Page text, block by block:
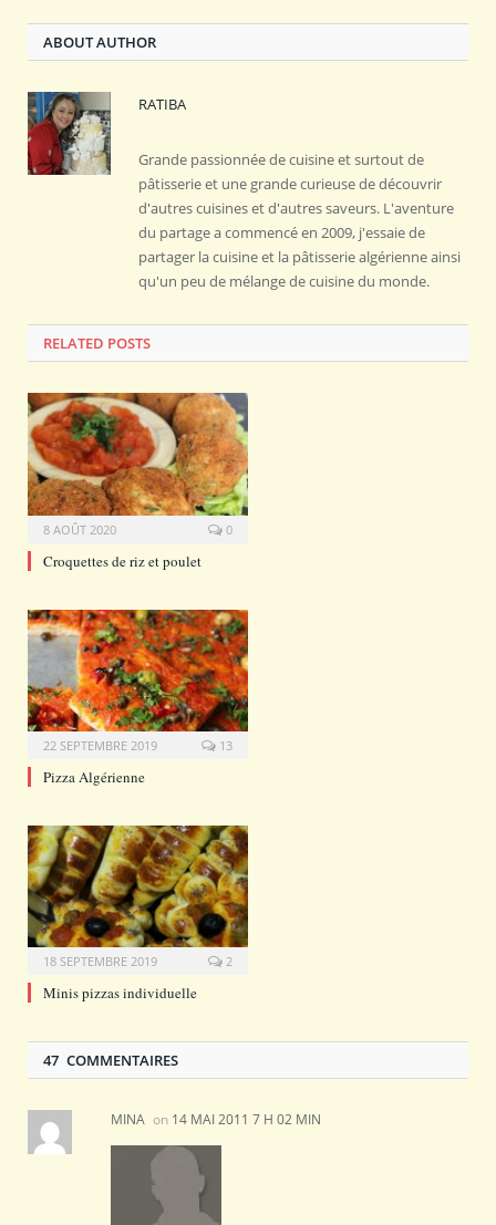
ABOUT AUTHOR
RATIBA
Grande passionnée de cuisine et surtout de
pâtisserie et une grande curieuse de découvrir
d'autres cuisines et d'autres saveurs. L'aventure
du partage a commencé en 2009, j'essaie de
partager la cuisine et la pâtisserie algérienne ainsi
qu'un peu de mélange de cuisine du monde.
RELATED POSTS
8 AOÛT 2020 0
Croquettes de riz et poulet
22 SEPTEMBRE 2019 13
Pizza Algérienne
18 SEPTEMBRE 2019 2
Minis pizzas individuelle
47 COMMENTAIRES
MINA on 14 MAI 2011 7 H 02 MIN